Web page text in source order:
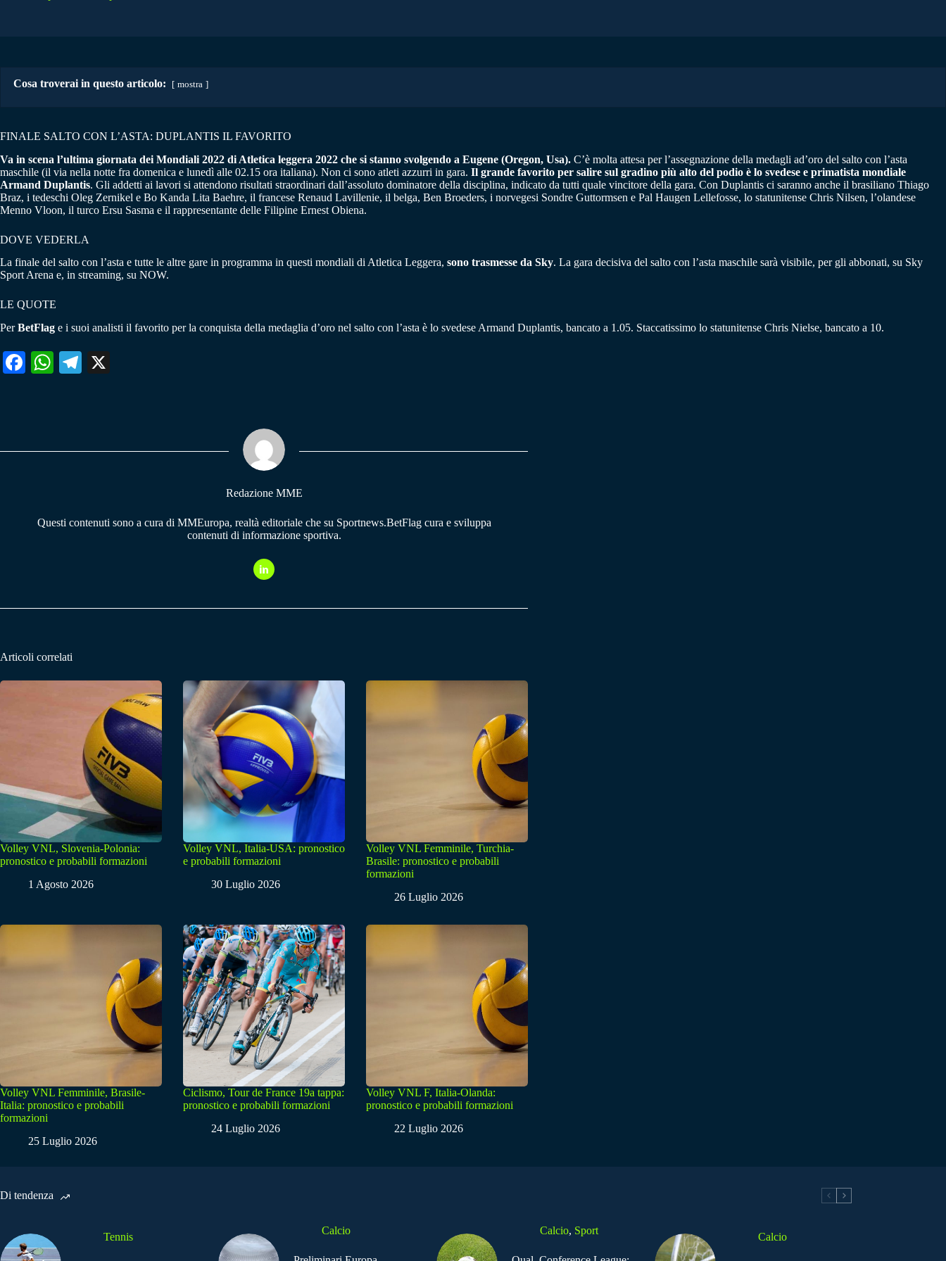
Cosa troverai in questo articolo: mostra
FINALE SALTO CON L’ASTA: DUPLANTIS IL FAVORITO
Va in scena l’ultima giornata dei Mondiali 2022 di Atletica leggera 2022 che si stanno svolgendo a Eugene (Oregon, Usa). C’è molta attesa per l’assegnazione della medagli ad’oro del salto con l’asta
maschile (il via nella notte fra domenica e lunedì alle 02.15 ora italiana). Non ci sono atleti azzurri in gara. Il grande favorito per salire sul gradino più alto del podio è lo svedese e primatista mondiale
Armand Duplantis. Gli addetti ai lavori si attendono risultati straordinari dall’assoluto dominatore della disciplina, indicato da tutti quale vincitore della gara. Con Duplantis ci saranno anche il brasiliano Thiago
Braz, i tedeschi Oleg Zernikel e Bo Kanda Lita Baehre, il francese Renaud Lavillenie, il belga, Ben Broeders, i norvegesi Sondre Guttormsen e Pal Haugen Lellefosse, lo statunitense Chris Nilsen, l’olandese
Menno Vloon, il turco Ersu Sasma e il rappresentante delle Filipine Ernest Obiena.
DOVE VEDERLA
La finale del salto con l’asta e tutte le altre gare in programma in questi mondiali di Atletica Leggera, sono trasmesse da Sky. La gara decisiva del salto con l’asta maschile sarà visibile, per gli abbonati, su Sky
Sport Arena e, in streaming, su NOW.
LE QUOTE
PerBetFlag e i suoi analisti il favorito per la conquista della medaglia d’oro nel salto con l’asta è lo svedese Armand Duplantis, bancato a 1.05. Staccatissimo lo statunitense Chris Nielse, bancato a 10.
Fa W
pp
Te
m
Redazione MME
Questi contenuti sono a cura di MMEuropa, realtà editoriale che su Sportnews.BetFlag cura e sviluppa
contenuti di informazione sportiva.
Articoli correlati
Volley VNL, Slovenia-Polonia:
pronostico e probabili formazioni
1 Agosto 2026
Volley VNL, Italia-USA: pronostico
e probabili formazioni
30 Luglio 2026
Volley VNL Femminile, Turchia-
Brasile: pronostico e probabili
formazioni
26 Luglio 2026
Volley VNL Femminile, Brasile-
Italia: pronostico e probabili
formazioni
25 Luglio 2026
Ciclismo, Tour de France 19a tappa:
pronostico e probabili formazioni
24 Luglio 2026
Volley VNL F, Italia-Olanda:
pronostico e probabili formazioni
22 Luglio 2026
Di tendenza
Tennis
Calcio Calcio, Sport
Calcio